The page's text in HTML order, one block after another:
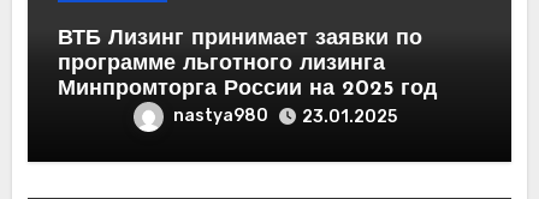
ВТБ Лизинг принимает заявки по
программе льготного лизинга
Минпромторга России на 2025 год
nastya980 23.01.2025